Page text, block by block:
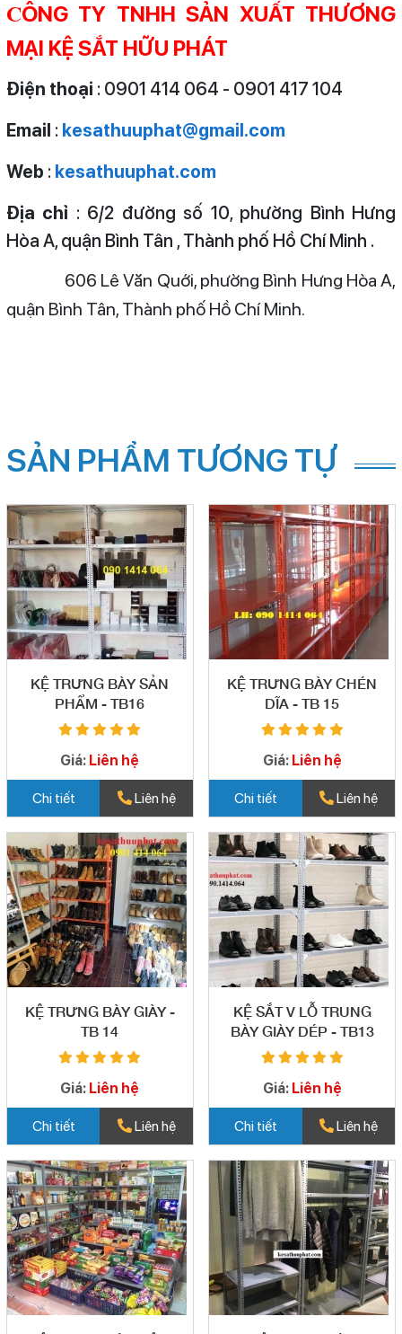
CÔNG TY TNHH SẢN XUẤT THƯƠNG
MẠI KỆ SẮT HỮU PHÁT
Điện thoại : 0901 414 064 - 0901 417 104
Email : kesathuuphat@gmail.com
Web : kesathuuphat.com
Địa chỉ : 6/2 đường số 10, phường Bình Hưng
Hòa A, quận Bình Tân , Thành phố Hồ Chí Minh .
606 Lê Văn Quới, phường Bình Hưng Hòa A,
quận Bình Tân, Thành phố Hồ Chí Minh.
SẢN PHẨM TƯƠNG TỰ
KỆ TRƯNG BÀY SẢN
PHẨM - TB16
Giá: Liên hệ
Chi tiết Liên hệ
KỆ TRƯNG BÀY CHÉN
DĨA - TB 15
Giá: Liên hệ
Chi tiết Liên hệ
KỆ TRƯNG BÀY GIÀY -
TB 14
Giá: Liên hệ
Chi tiết Liên hệ
KỆ SẮT V LỖ TRUNG
BÀY GIÀY DÉP - TB13
Giá: Liên hệ
Chi tiết Liên hệ